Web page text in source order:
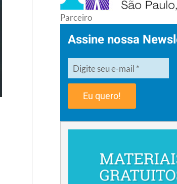
Parceiro
Assine nossa
Eu quero!